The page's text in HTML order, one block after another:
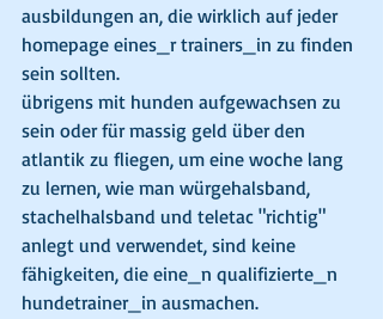
ausbildungen an, die wirklich auf jeder
homepage eines_r trainers_in zu finden
sein sollten.
übrigens mit hunden aufgewachsen zu
sein oder für massig geld über den
atlantik zu fliegen, um eine woche lang
zu lernen, wie man würgehalsband,
stachelhalsband und teletac "richtig"
anlegt und verwendet, sind keine
fähigkeiten, die eine_n qualifizierte_n
hundetrainer_in ausmachen.